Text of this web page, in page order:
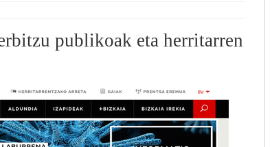
publikoak eta herritarren